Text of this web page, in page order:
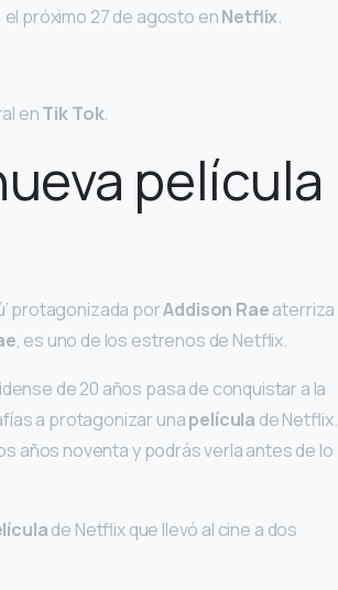
próximo 27 de agosto enNetflix.
enTik Tok.
película
protagonizada porAddison Raeaterriza
, es uno de los estrenos de Netflix.
de 20 años pasa de conquistar a la
a protagonizar unapelícula de Netflix.
años noventa y podrás verla antes de lo
de Netflix que llevó al cine a dos